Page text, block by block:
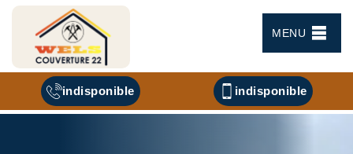
MENU
indisponible indisponible